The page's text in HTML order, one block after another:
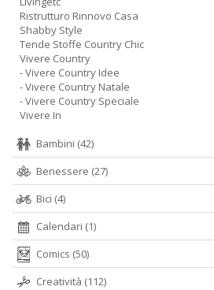
Ristrutturo Rinnovo Casa
Shabby Style
Tende Stoffe Country Chic
Vivere Country
- Vivere Country Idee
- Vivere Country Natale
- Vivere Country Speciale
Vivere In
Bambini (42)
Benessere (27)
Bici (4)
Calendari (1)
Comics (50)
Creatività (112)